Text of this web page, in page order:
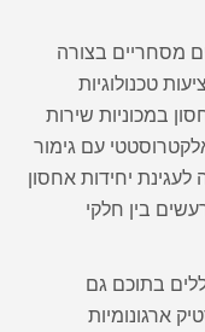
מסחריים בצורה
טכנולוגיות
במכוניות שירות
עם גימור
יחידות אחסון
בין חלקי
בתוכם גם
ארגונומיות